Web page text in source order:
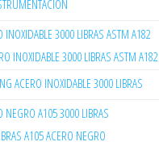
INOXIDABLE 3000 LIBRAS ASTM A182
INOXIDABLE 3000 LIBRAS ASTM A182
ACERO INOXIDABLE 3000 LIBRAS
NEGRO A105 3000 LIBRAS
A105 ACERO NEGRO